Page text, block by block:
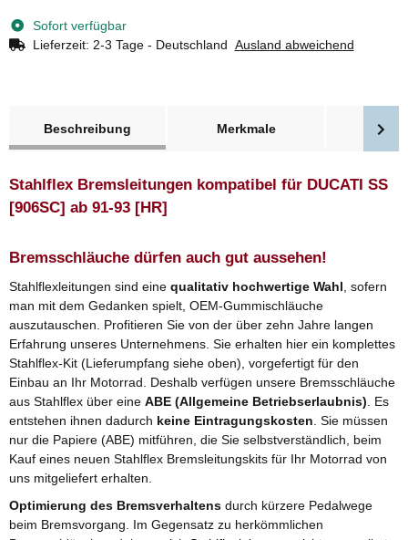
Sofort verfügbar
Lieferzeit: 2-3 Tage - Deutschland Ausland abweichend
Beschreibung
Merkmale
Stahlflex Bremsleitungen kompatibel für DUCATI SS
[906SC] ab 91-93 [HR]
Bremsschläuche dürfen auch gut aussehen!
Stahlflexleitungen sind eine qualitativ hochwertige Wahl , sofern
man mit dem Gedanken spielt, OEM-Gummischläuche
auszutauschen. Profitieren Sie von der über zehn Jahre langen
Erfahrung unseres Unternehmens. Sie erhalten hier ein komplettes
Stahlflex-Kit (Lieferumpfang siehe oben), vorgefertigt für den
Einbau an Ihr Motorrad. Deshalb verfügen unsere Bremsschläuche
aus Stahlflex über eine ABE (Allgemeine Betriebserlaubnis) . Es
entstehen ihnen dadurch keine Eintragungskosten . Sie müssen
nur die Papiere (ABE) mitführen, die Sie selbstverständlich, beim
Kauf eines neuen Stahlflex Bremsleitungskits für Ihr Motorrad von
uns mitgeliefert erhalten.
Optimierung des Bremsverhaltens durch kürzere Pedalwege
beim Bremsvorgang. Im Gegensatz zu herkömmlichen